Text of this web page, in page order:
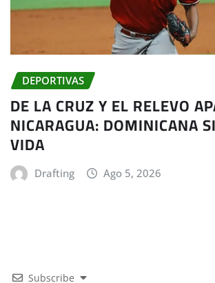
DEPORTIVAS
DE LA CRUZ Y EL RELEVO
NICARAGUA: DOMINICANA
VIDA
Drafting Ago 5, 2026
Subscribe